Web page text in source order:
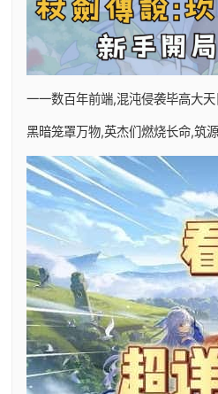
一一数百年前端,混沌侵袭毕高大天
黑暗笼罩万物,英杰们燃烧长命,筑